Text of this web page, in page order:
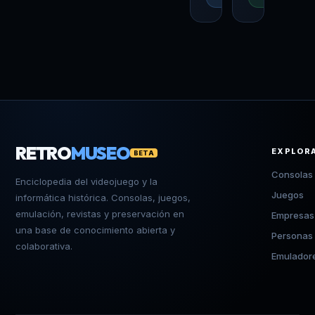
RETROMUSEO BETA
Enciclopedia del videojuego y la
informática histórica. Consolas, juegos,
emulación, revistas y preservación en
una base de conocimiento abierta y
colaborativa.
Consolas
Juegos
Empresas
Personas